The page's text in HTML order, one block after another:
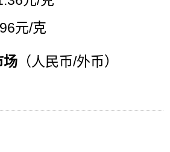
元/克
场 （人民币/外币）